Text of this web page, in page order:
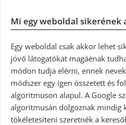
Mi egy weboldal sikerének
Egy weboldal csak akkor lehet
jövő látogatókat magáénak
módon tudja elérni, ennek nevek
módszer egy igen összetett és
algoritmuson alapul. A Google
algoritmusán dolgoznak mindig
tökéletesíteni szeretnék a